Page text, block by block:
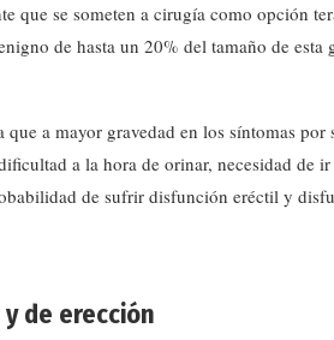
que se someten a cirugía como opción
de hasta un 20% del tamaño de
a mayor gravedad en los síntomas
a la hora de orinar, necesidad de
de sufrir disfunción eréctil y
y de erección